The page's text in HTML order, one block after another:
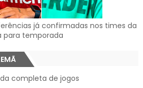
já confirmadas nos times da
para temporada
completa de jogos